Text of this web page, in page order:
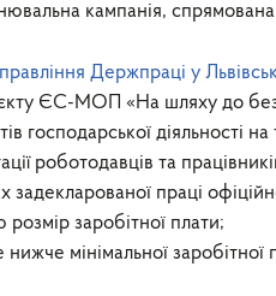
кампанія,
Держпраці у
ЄС-МОП «На шляху до
господарської діяльності
роботодавців та
задекларованої праці
заробітної плати;
мінімальної заробітної